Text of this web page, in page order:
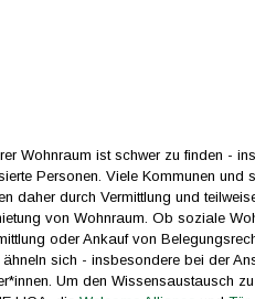
Wohnraum ist schwer zu finden -
Personen. Viele Kommunen und
daher durch Vermittlung und
von Wohnraum. Ob soziale
oder Ankauf von
sich - insbesondere bei der
Um den Wissensaustausch